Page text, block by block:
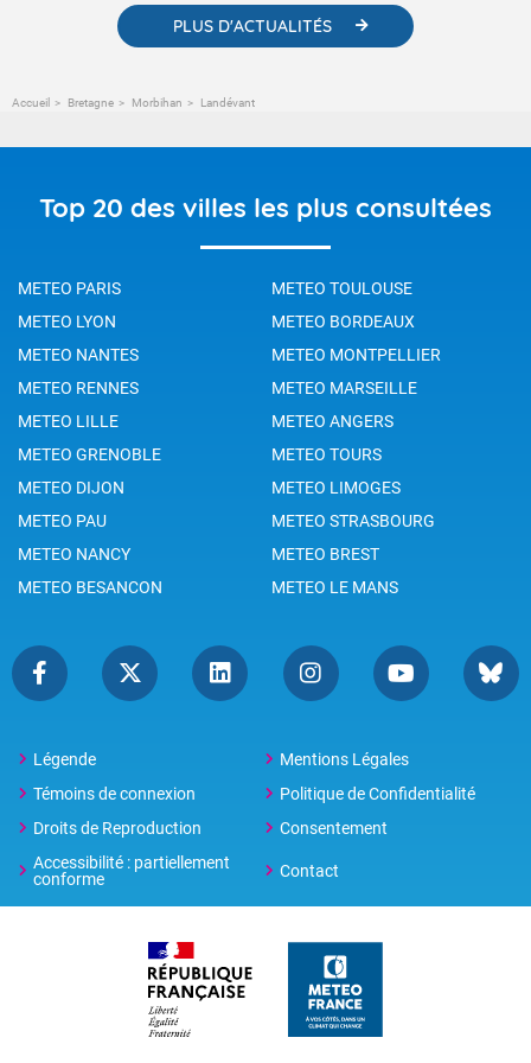
PLUS D'ACTUALITÉS
Accueil Bretagne Morbihan Landévant
Top 20 des villes les plus consultées
METEO PARIS
METEO TOULOUSE
METEO LYON
METEO BORDEAUX
METEO NANTES
METEO MONTPELLIER
METEO RENNES
METEO MARSEILLE
METEO LILLE
METEO ANGERS
METEO GRENOBLE
METEO TOURS
METEO DIJON
METEO LIMOGES
METEO PAU
METEO STRASBOURG
METEO NANCY
METEO BREST
METEO BESANCON
METEO LE MANS
Légende
Mentions Légales
Témoins de connexion
Politique de Confidentialité
Droits de Reproduction
Consentement
Accessibilité : partiellement
conforme
Contact